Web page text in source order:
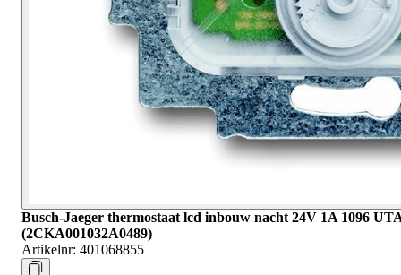
Busch-Jaeger thermostaat lcd inbouw nacht 24V 1A 1096
(2CKA001032A0489)
Artikelnr: 401068855